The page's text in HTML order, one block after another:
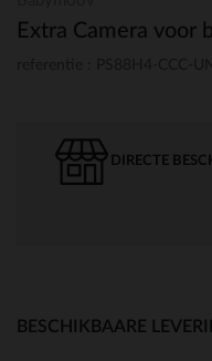
Extra Camera voor
DIRECTE
BESCHIKBAARE